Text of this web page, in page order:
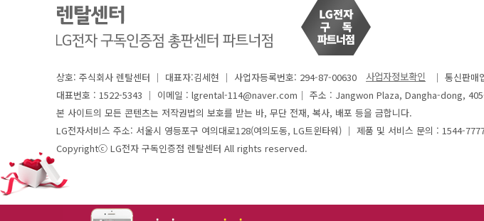
상호: 주식회사 렌탈센터 │ 대표자:김세현 │ 사업자등록번호: 294-87-00630
│ 통신판매
대표번호 : 1522-5343 │ 이메일 : lgrental-114@naver.com│ 주소 : Jangwon Plaza, Dangha-dong,
본 사이트의 모든 콘텐츠는 저작권법의 보호를 받는 바, 무단 전재, 복사, 배포 등을 금합니다.
LG전자서비스 주소: 서울시 영등포구 여의대로128(여의도동, LG트윈타워) │ 제품 및 서비스 문의 : 1544-
Copyrightⓒ LG전자 구독인증점 렌탈센터 All rights reserved.